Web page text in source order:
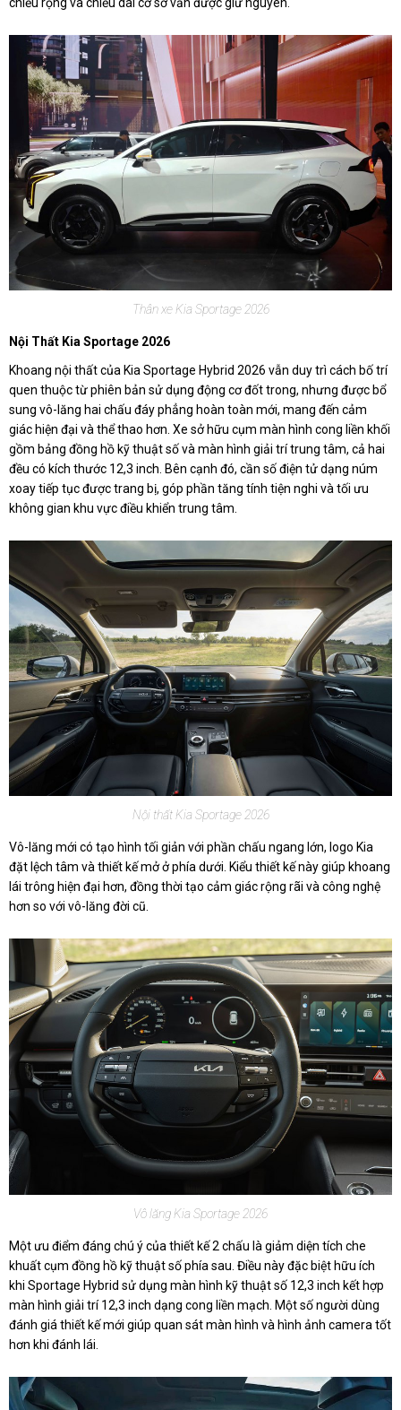
Thân xe Kia Sportage 2026
Nội Thất Kia Sportage 2026
Khoang nội thất của Kia Sportage Hybrid 2026 vẫn duy trì cách bố trí
quen thuộc từ phiên bản sử dụng động cơ đốt trong, nhưng được bổ
sung vô-lăng hai chấu đáy phẳng hoàn toàn mới, mang đến cảm
giác hiện đại và thể thao hơn. Xe sở hữu cụm màn hình cong liền khối
gồm bảng đồng hồ kỹ thuật số và màn hình giải trí trung tâm, cả hai
đều có kích thước 12,3 inch. Bên cạnh đó, cần số điện tử dạng núm
xoay tiếp tục được trang bị, góp phần tăng tính tiện nghi và tối ưu
không gian khu vực điều khiển trung tâm.
Nội thất Kia Sportage 2026
Vô-lăng mới có tạo hình tối giản với phần chấu ngang lớn, logo Kia
đặt lệch tâm và thiết kế mở ở phía dưới. Kiểu thiết kế này giúp khoang
lái trông hiện đại hơn, đồng thời tạo cảm giác rộng rãi và công nghệ
hơn so với vô-lăng đời cũ.
Vô lăng Kia Sportage 2026
Một ưu điểm đáng chú ý của thiết kế 2 chấu là giảm diện tích che
khuất cụm đồng hồ kỹ thuật số phía sau. Điều này đặc biệt hữu ích
khi Sportage Hybrid sử dụng màn hình kỹ thuật số 12,3 inch kết hợp
màn hình giải trí 12,3 inch dạng cong liền mạch. Một số người dùng
đánh giá thiết kế mới giúp quan sát màn hình và hình ảnh camera tốt
hơn khi đánh lái.